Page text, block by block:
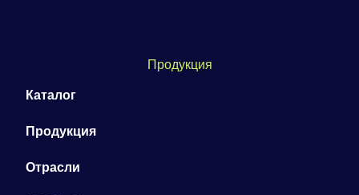
Продукция
Каталог
Продукция
Отрасли